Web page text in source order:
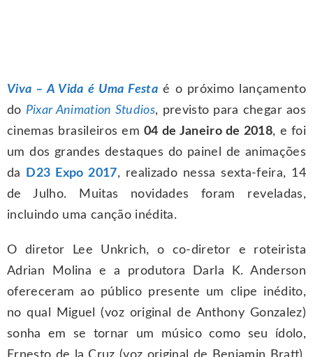
Viva – A Vida é Uma Festa é o próximo lançamento
do Pixar Animation Studios, previsto para chegar aos
cinemas brasileiros em04 de Janeiro de 2018, e foi
um dos grandes destaques do painel de animações
da
D23 Expo 2017, realizado nessa sexta-feira, 14
de Julho. Muitas novidades foram reveladas,
incluindo uma canção inédita.
O diretor Lee Unkrich, o co-diretor e roteirista
Adrian Molina e a produtora Darla K. Anderson
ofereceram ao público presente um clipe inédito,
no qual Miguel (voz original de Anthony Gonzalez)
sonha em se tornar um músico como seu ídolo,